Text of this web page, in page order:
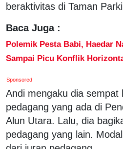
beraktivitas di Taman
Baca Juga :
Polemik Pesta Babi, Haedar
Sampai Picu Konflik
Sponsored
Andi mengaku dia sempat
pedagang yang ada di
Alun Utara. Lalu, dia
pedagang yang lain.